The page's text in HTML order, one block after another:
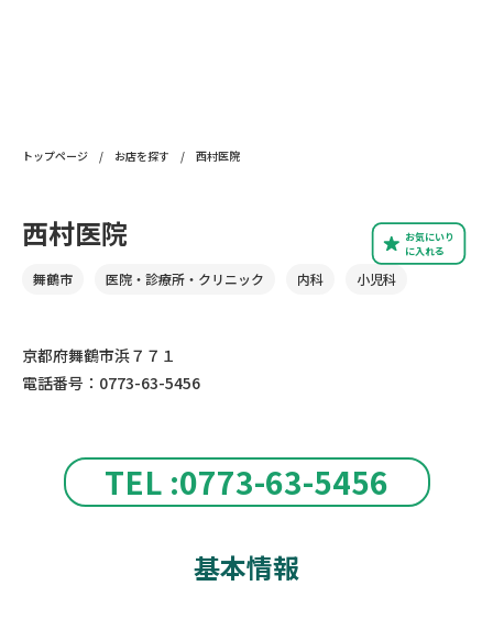
トップページ / お店を探す / 西村医院
TEL :0773-63-5456
お気にいり
に入れる
西村医院
舞鶴市 医院・診療所・クリニック 内科 小児科
京都府舞鶴市浜７７１
電話番号：0773-63-5456
基本情報